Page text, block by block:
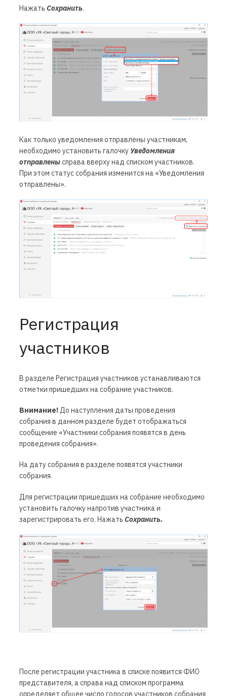
Нажать Сохранить.
Как только уведомления отправлены участникам,
необходимо установить галочку Уведомления
отправленысправа вверху над списком участников.
При этом статус собрания изменится на «Уведомления
отправлены».
Регистрация
участников
В разделе Регистрация участников устанавливаются
отметки пришедших на собрание участников.
Внимание!До наступления даты проведения
собрания в данном разделе будет отображаться
сообщение «Участники собрания появятся в день
проведения собрания».
На дату собрания в разделе появятся участники
собрания.
Для регистрации пришедших на собрание необходимо
установить галочку напротив участника и
зарегистрировать его. Нажать Сохранить.
После регистрации участника в списке появится ФИО
представителя, а справа над списком программа